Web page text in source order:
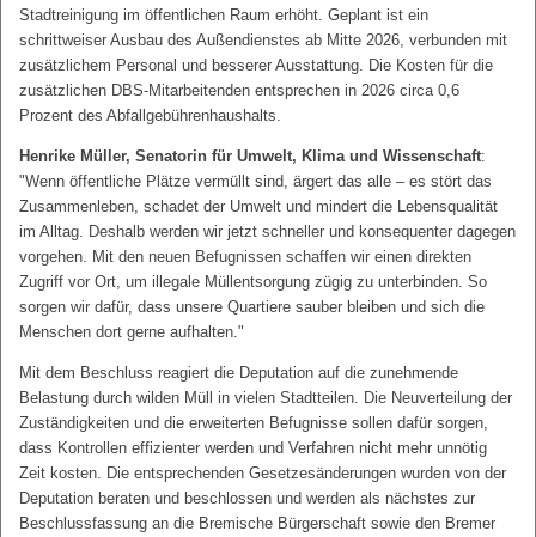
Stadtreinigung im öffentlichen Raum erhöht. Geplant ist ein
schrittweiser Ausbau des Außendienstes ab Mitte 2026, verbunden mit
zusätzlichem Personal und besserer Ausstattung. Die Kosten für die
zusätzlichen DBS-Mitarbeitenden entsprechen in 2026 circa 0,6
Prozent des Abfallgebührenhaushalts.
Henrike Müller, Senatorin für Umwelt, Klima und Wissenschaft:
"Wenn öffentliche Plätze vermüllt sind, ärgert das alle – es stört das
Zusammenleben, schadet der Umwelt und mindert die Lebensqualität
im Alltag. Deshalb werden wir jetzt schneller und konsequenter dagegen
vorgehen. Mit den neuen Befugnissen schaffen wir einen direkten
Zugriff vor Ort, um illegale Müllentsorgung zügig zu unterbinden. So
sorgen wir dafür, dass unsere Quartiere sauber bleiben und sich die
Menschen dort gerne aufhalten."
Mit dem Beschluss reagiert die Deputation auf die zunehmende
Belastung durch wilden Müll in vielen Stadtteilen. Die Neuverteilung der
Zuständigkeiten und die erweiterten Befugnisse sollen dafür sorgen,
dass Kontrollen effizienter werden und Verfahren nicht mehr unnötig
Zeit kosten. Die entsprechenden Gesetzesänderungen wurden von der
Deputation beraten und beschlossen und werden als nächstes zur
Beschlussfassung an die Bremische Bürgerschaft sowie den Bremer